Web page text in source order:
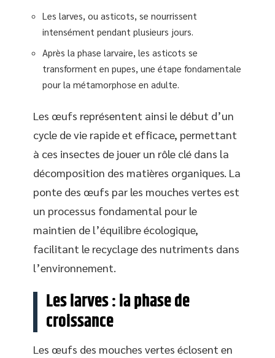
Les larves, ou asticots, se nourrissent
intensément pendant plusieurs jours.
Après la phase larvaire, les asticots se
transforment en pupes, une étape fondamentale
pour la métamorphose en adulte.
Les œufs représentent ainsi le début d’un
cycle de vie rapide et efficace, permettant
à ces insectes de jouer un rôle clé dans la
décomposition des matières organiques. La
ponte des œufs par les mouches vertes est
un processus fondamental pour le
maintien de l’équilibre écologique,
facilitant le recyclage des nutriments dans
l’environnement.
Les larves : la phase de
croissance
Les œufs des mouches vertes éclosent en